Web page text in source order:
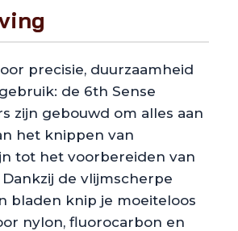
precisie, duurzaamheid
de 6th Sense
zijn gebouwd om alles aan
het knippen van
tot het voorbereiden van
Dankzij de vlijmscherpe
bladen knip je moeiteloos
nylon, fluorocarbon en